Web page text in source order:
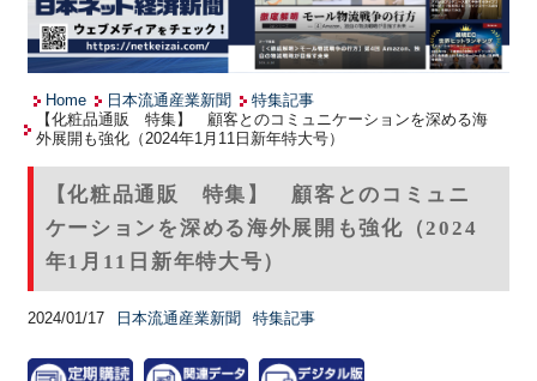
Home 日本流通産業新聞
特集記事
【化粧品通販 特集】 顧客とのコミュニケーションを深める海
外展開も強化（2024年1月11日新年特大号）
【化粧品通販 特集】 顧客とのコミュニ
ケーションを深める海外展開も強化（2024
年1月11日新年特大号）
2024/01/17 日本流通産業新聞 特集記事